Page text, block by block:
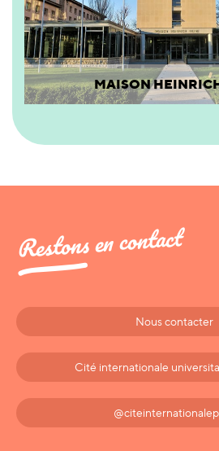
MAISON
Restons en contact
Nous contacter
Cité internationale